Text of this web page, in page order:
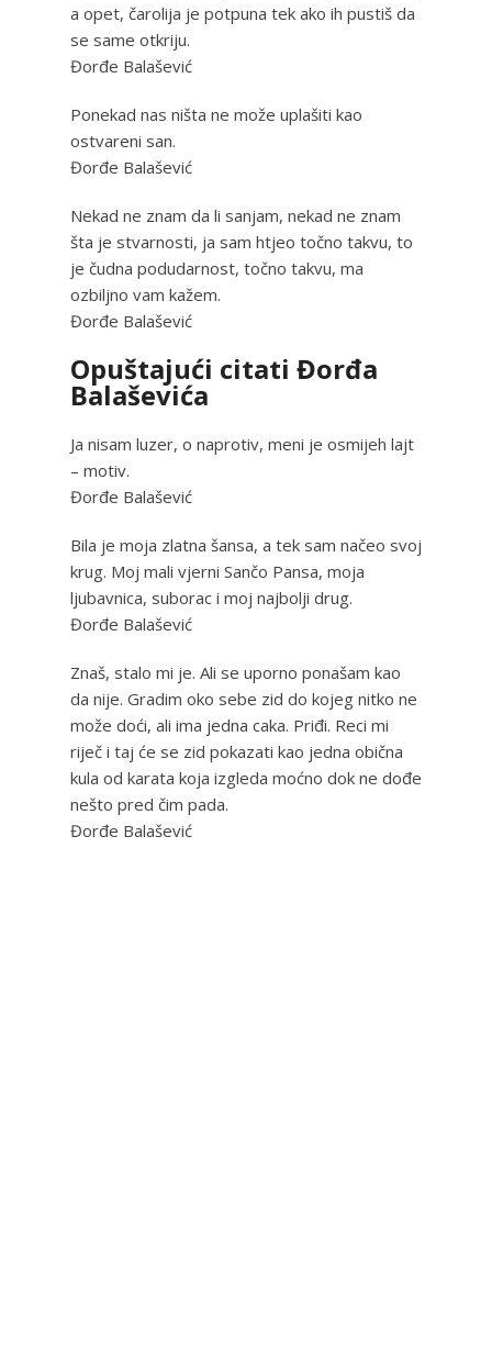
a opet, čarolija je potpuna tek ako ih pustiš da
se same otkriju.
Đorđe Balašević
Ponekad nas ništa ne može uplašiti kao
ostvareni san.
Đorđe Balašević
Nekad ne znam da li sanjam, nekad ne znam
šta je stvarnosti, ja sam htjeo točno takvu, to
je čudna podudarnost, točno takvu, ma
ozbiljno vam kažem.
Đorđe Balašević
Opuštajući citati Đorđa
Balaševića
Ja nisam luzer, o naprotiv, meni je osmijeh lajt
– motiv.
Đorđe Balašević
Bila je moja zlatna šansa, a tek sam načeo svoj
krug. Moj mali vjerni Sančo Pansa, moja
ljubavnica, suborac i moj najbolji drug.
Đorđe Balašević
Znaš, stalo mi je. Ali se uporno ponašam kao
da nije. Gradim oko sebe zid do kojeg nitko ne
može doći, ali ima jedna caka. Priđi. Reci mi
riječ i taj će se zid pokazati kao jedna obična
kula od karata koja izgleda moćno dok ne dođe
nešto pred čim pada.
Đorđe Balašević